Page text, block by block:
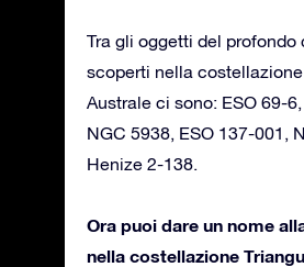
Tra gli oggetti del profondo
scoperti nella
Australe ci sono: ESO 69-
NGC 5938, ESO 137-001,
Henize 2-138.
Ora puoi dare un nome
nella costellazione